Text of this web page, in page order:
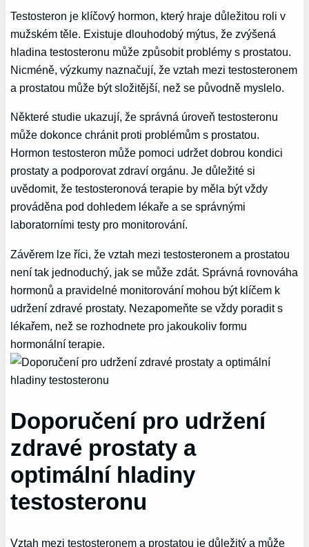
Testosteron je klíčový hormon, který hraje důležitou roli v
mužském těle. Existuje dlouhodobý mýtus, že zvýšená
hladina testosteronu může způsobit problémy s prostatou.
Nicméně, výzkumy naznačují, že vztah mezi testosteronem
a prostatou může být složitější, než se původně myslelo.
Některé studie ukazují, že správná úroveň testosteronu
může dokonce chránit proti problémům s prostatou.
Hormon testosteron může pomoci udržet dobrou kondici
prostaty a podporovat zdraví orgánu. Je důležité si
uvědomit, že testosteronová terapie by měla být vždy
prováděna pod dohledem lékaře a se správnými
laboratorními testy pro monitorování.
Závěrem lze říci, že vztah mezi testosteronem a prostatou
není tak jednoduchý, jak se může zdát. Správná rovnováha
hormonů a pravidelné monitorování mohou být klíčem k
udržení zdravé prostaty. Nezapomeňte se vždy poradit s
lékařem, než se rozhodnete pro jakoukoliv formu
hormonální terapie.
Doporučení pro udržení
zdravé prostaty a
optimální hladiny
testosteronu
Vztah mezi testosteronem a prostatou je důležitý a může